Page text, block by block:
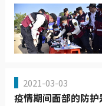
2021-03-03
疫情期间面部的防护